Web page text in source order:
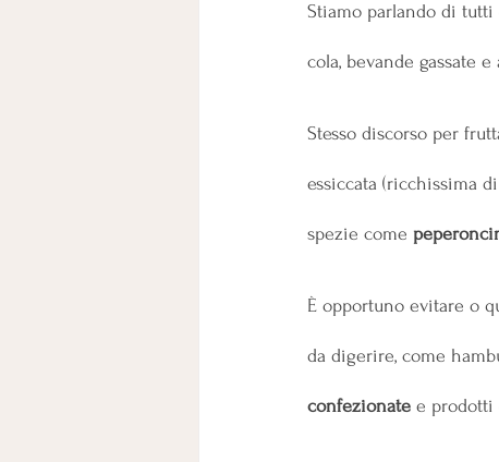
Stiamo parlando di
cola, bevande gassate
Stesso discorso per
essiccata (ricchissima
spezie come
È opportuno evitare o
da digerire, come
confezionate e prodotti